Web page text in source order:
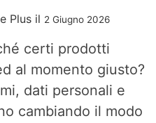
Plus il 2 Giugno 2026
certi prodotti
al momento giusto?
dati personali e
cambiando il modo